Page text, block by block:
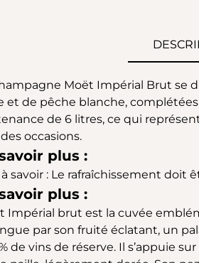
Moët Impérial Brut se
et de pêche blanche,
de 6 litres, ce qui
occasions.
plus :
savoir : Le rafraîchissement doit
plus :
Impérial brut est la cuvée
par son fruité éclatant, un
de vins de réserve. Il s’appuie